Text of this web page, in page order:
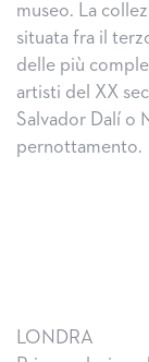
museo. La
situata fra il
delle più
artisti del XX
Salvador Dalí o
pernottamento.
LONDRA